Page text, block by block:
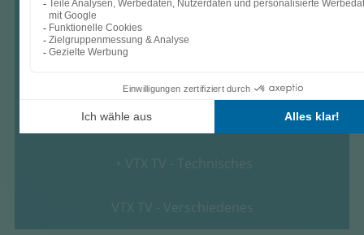
VTX TV auf dem Computer
VTX TV - Video on Demand (VOD)
VTX TV - Technisches
VTX TV - Verschiedenes